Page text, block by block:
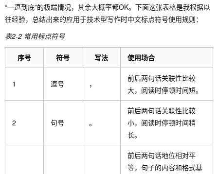
“一逗到底”的极端情况，其余大概率都OK。下面这张表格是我根据以
往经验，总结出来的应用于技术型写作时中文标点符号使用规则：
表2-2 常用标点符号
序号 符号 写法 使用场合
1 逗号 ，
前后两句话关联性比较
大，阅读时停顿时间短。
2 句号 。
前后两句话关联性比较
小，阅读时停顿时间稍
长。
前后两句话地位相对平
等，句子的内容和格式基